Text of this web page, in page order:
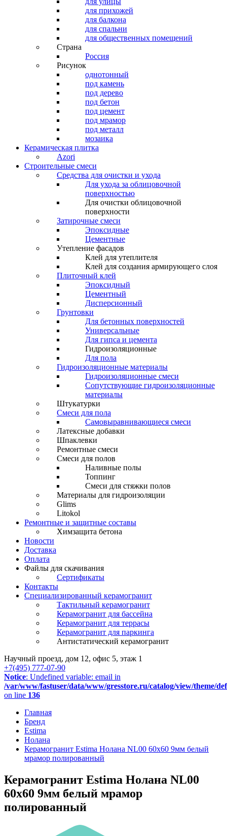
для прихожей
для балкона
для спальни
для общественных помещений
Страна
Россия
Рисунок
однотонный
под камень
под дерево
под бетон
под цемент
под мрамор
под металл
мозаика
Керамическая плитка
Azori
Строительные смеси
Средства для очистки и ухода
Для ухода за облицовочной
поверхностью
Для очистки облицовочной
поверхности
Затирочные смеси
Эпоксидные
Цементные
Утепление фасадов
Клей для утеплителя
Клей для создания армирующего слоя
Плиточный клей
Эпоксидный
Цементный
Дисперсионный
Грунтовки
Для бетонных поверхностей
Универсальные
Для гипса и цемента
Гидроизоляционные
Для пола
Гидроизоляционные материалы
Гидроизоляционные смеси
Сопутствующие гидроизоляционные
материалы
Штукатурки
Смеси для пола
Самовыравнивающиеся смеси
Латексные добавки
Шпаклевки
Ремонтные смеси
Смеси для полов
Наливные полы
Топпинг
Смеси для стяжки полов
Материалы для гидроизоляции
Glims
Litokol
Ремонтные и защитные составы
Химзащита бетона
Новости
Доставка
Оплата
Файлы для скачивания
Сертификаты
Контакты
Специализированный керамогранит
Тактильный керамогранит
Керамогранит для бассейна
Керамогранит для террасы
Керамогранит для паркинга
Антистатический керамогранит
Научный проезд, дом 12, офис 5, этаж 1
+7(495) 777-07-90
Notice: Undefined variable: email in
/var/www/fastuser/data/www/gresstore.ru/catalog/view/theme/
on line 136
Главная
Бренд
Estima
Нолана
Керамогранит Estima Нолана NL00 60x60 9мм белый
мрамор полированный
Керамогранит Estima Нолана NL00
60x60 9мм белый мрамор
полированный